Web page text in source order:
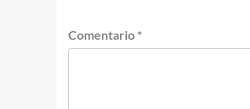
Comentario *